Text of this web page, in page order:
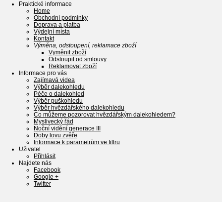
Praktické informace
Home
Obchodní podmínky
Doprava a platba
Výdejní místa
Kontakt
Výměna, odstoupení, reklamace zboží
Vyměnit zboží
Odstoupit od smlouvy
Reklamovat zboží
Informace pro vás
Zajímavá videa
Výběr dalekohledu
Péče o dalekohled
Výběr puškohledu
Výběr hvězdářského dalekohledu
Co můžeme pozorovat hvězdářským dalekohledem?
Myslivecký řád
Noční vidění generace III
Doby lovu zvěře
Informace k parametrům ve filtru
Uživatel
Přihlásit
Najdete nás
Facebook
Google +
Twitter